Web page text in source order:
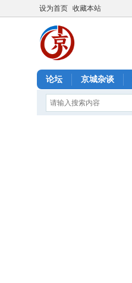
设为首页 收藏本站
论坛 京城杂谈